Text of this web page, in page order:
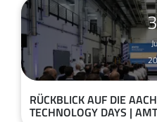
RÜCKBLICK AUF DIE
TECHNOLOGY DAYS |